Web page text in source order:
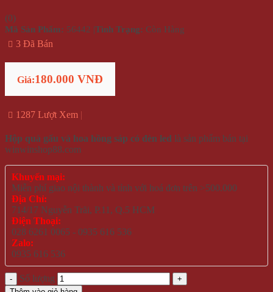
(0)
Mã Sản Phẩm: 56442 |Tình Trạng: Còn Hàng
3 Đã Bán
Giá:180.000 VNĐ
1287 Lượt Xem
Hộp quà gấu và hoa hồng sáp có đèn led là sản phẩm bán tại
winwinshop88.com
Khuyến mại:
Miễn phí giao nội thành và tỉnh với hoá đơn trên >500.000
Địa Chỉ:
714/17 Nguyễn Trãi, P.11, Q.5 HCM
Điện Thoại:
028 6261 0065 - 0935 616 536
Zalo:
0935 616 536
Số lượng